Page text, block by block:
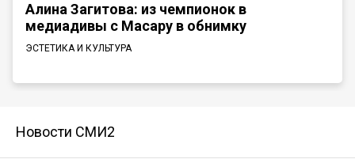
Алина Загитова: из чемпионок в
медиадивы с Масару в обнимку
ЭСТЕТИКА И КУЛЬТУРА
Новости СМИ2